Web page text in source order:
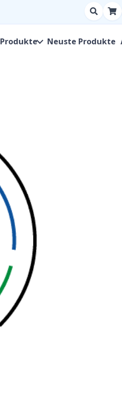
Suchen
nach
Hersteller,
Produkte Neuste Produkte